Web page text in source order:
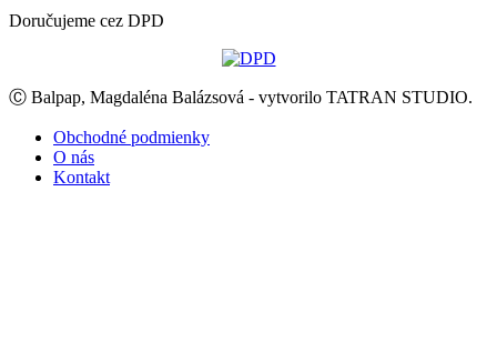
Doručujeme cez DPD
Ⓒ Balpap, Magdaléna Balázsová - vytvorilo TATRAN STUDIO.
Obchodné podmienky
O nás
Kontakt